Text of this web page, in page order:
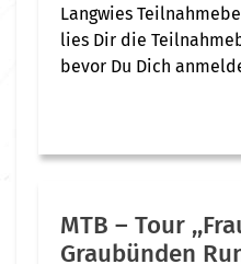
Langwies
lies Dir die
bevor Du Dich
MTB – Tour
Graubünden